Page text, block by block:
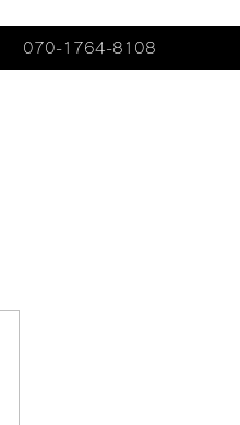
070-1764-8108